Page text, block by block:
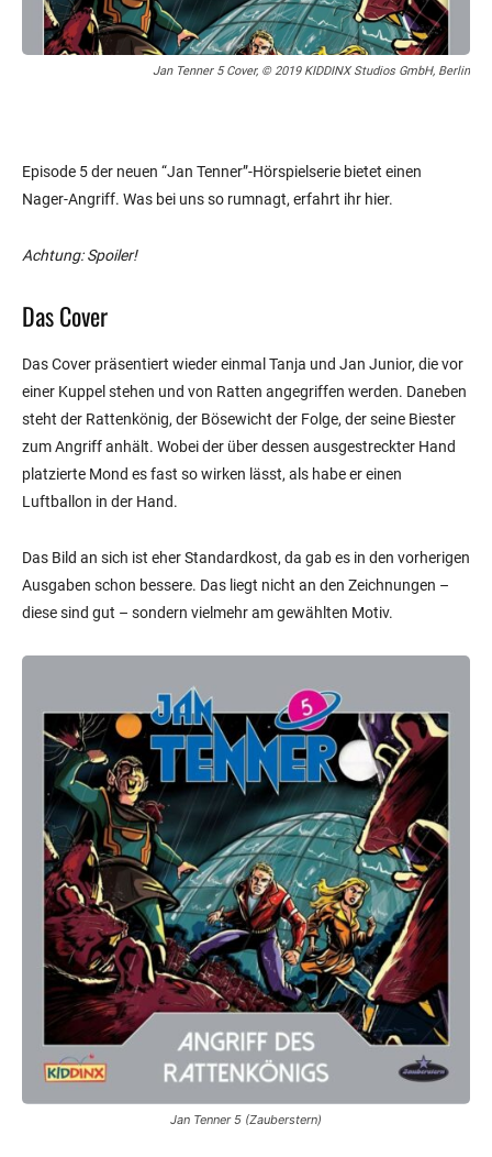
Jan Tenner 5 Cover, © 2019 KIDDINX Studios GmbH, Berlin
Episode 5 der neuen “Jan Tenner”-Hörspielserie bietet einen
Nager-Angriff. Was bei uns so rumnagt, erfahrt ihr hier.
Achtung: Spoiler!
Das Cover
Das Cover präsentiert wieder einmal Tanja und Jan Junior, die vor
einer Kuppel stehen und von Ratten angegriffen werden. Daneben
steht der Rattenkönig, der Bösewicht der Folge, der seine Biester
zum Angriff anhält. Wobei der über dessen ausgestreckter Hand
platzierte Mond es fast so wirken lässt, als habe er einen
Luftballon in der Hand.
Das Bild an sich ist eher Standardkost, da gab es in den vorherigen
Ausgaben schon bessere. Das liegt nicht an den Zeichnungen –
diese sind gut – sondern vielmehr am gewählten Motiv.
Jan Tenner 5 (Zauberstern)